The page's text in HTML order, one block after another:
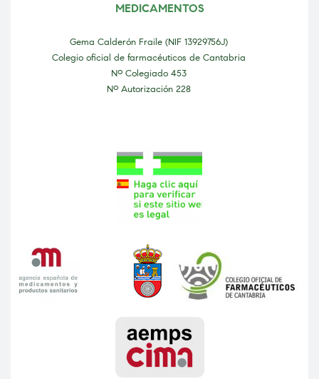
MEDICAMENTOS
Gema Calderón Fraile (NIF 13929756J)
Colegio oficial de farmacéuticos de Cantabria
Nº Colegiado 453
Nº Autorización 228